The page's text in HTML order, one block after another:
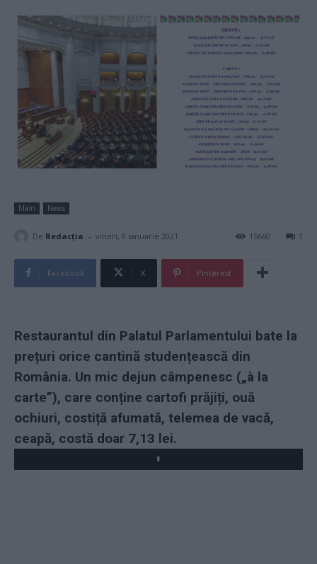
Main News
De Redacţia - vineri, 8 ianuarie 2021 1
15660
Facebook X Pinterest
Restaurantul din Palatul Parlamentului bate la
prețuri orice cantină studențească din
România. Un mic dejun câmpenesc („à la
carte”), care conține cartofi prăjiți, ouă
ochiuri, costiță afumată, telemea de vacă,
ceapă, costă doar 7,13 lei.
Play